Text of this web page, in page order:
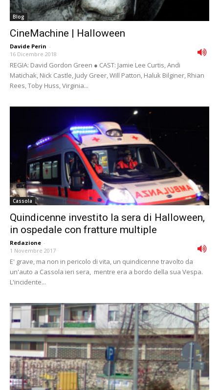
Blog
CineMachine | Halloween
Davide Perin -
16 Dicembre 2018
REGIA: David Gordon Green ● CAST: Jamie Lee Curtis, Andi
Matichak, Nick Castle, Judy Greer, Will Patton, Haluk Bilginer, Rhian
Rees, Toby Huss, Virginia...
Cassola
Quindicenne investito la sera di Halloween,
in ospedale con fratture multiple
Redazione -
1 Novembre 2017
E' grave, ma non in pericolo di vita, un quindicenne travolto da
un'auto a Cassola ieri sera, mentre era a bordo della sua Vespa.
L'incidente...